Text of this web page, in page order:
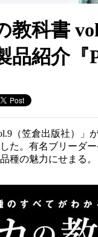
教科書
紹介『
（笠倉出版社）」
た。有名ブリーダ
種の魅力にせまる。